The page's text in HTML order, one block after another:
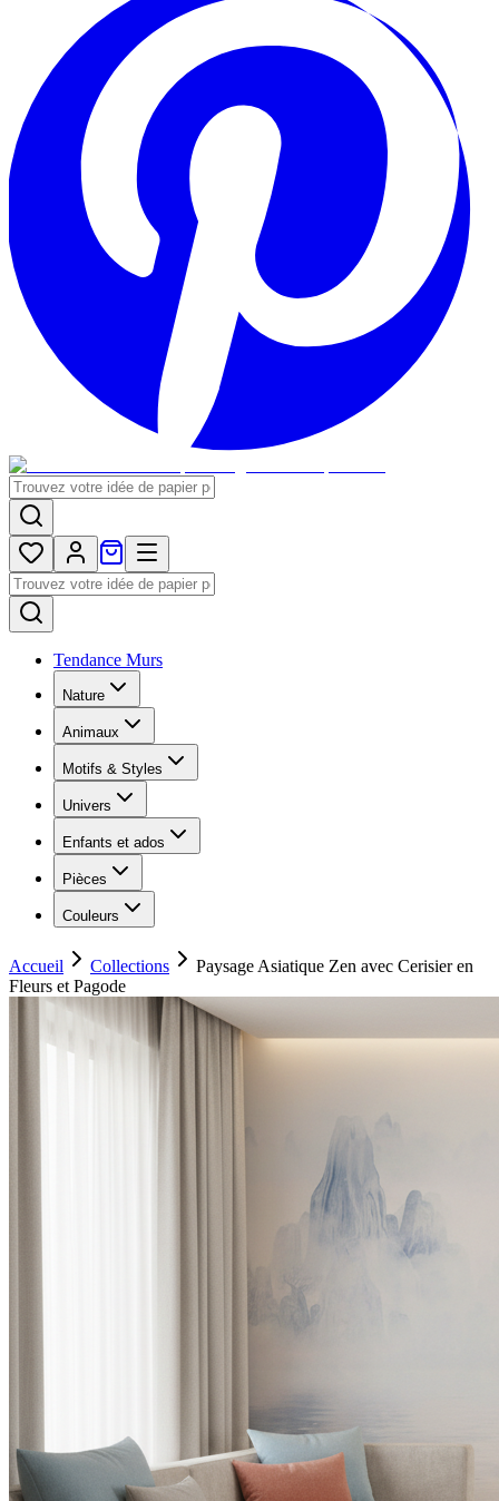
Tendance Murs
Nature
Animaux
Motifs & Styles
Univers
Enfants et ados
Pièces
Couleurs
Accueil Collections
Paysage Asiatique Zen avec Cerisier en
Fleurs et Pagode